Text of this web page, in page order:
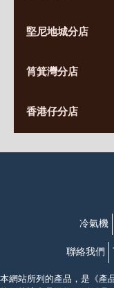
營業時間:
九龍太子太子道西141
堅尼地城分店
營業時間:
香港堅尼地城卑路乍
(堅尼地城地鐵站B
筲箕灣分店
營業時間:
(10:00am-
香港仔分店
營業時間:
香港香港仔成都道
(黃竹坑地鐵站轉4M專
冷氣機
聯絡我們
本網站所列的產品，是《產